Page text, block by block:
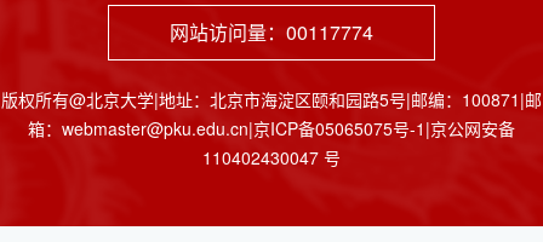
网站访问量： 00117774
版权所有@北京大学|地址：北京市海淀区颐和园路5号|邮编：100871|邮
箱：webmaster@pku.edu.cn|京ICP备05065075号-1|京公网安备
110402430047 号